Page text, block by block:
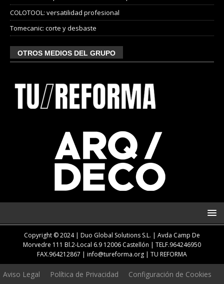
COLOTOOL: versatilidad profesional
Tomecanic: corte y desbaste
OTROS MEDIOS DEL GRUPO
Copyright © 2024 | Duo Global Solutions S.L. | Avda Camp De
Morvedre 111 Bl.2-Local 6.9 12006 Castellón | TELF.964246950
FAX.964212867 | info@tureforma.org | TU REFORMA
Aviso Legal Política de Privacidad Configuración de Cookies